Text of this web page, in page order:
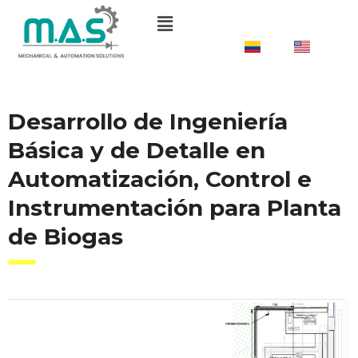
Desarrollo de Ingeniería
Básica y de Detalle en
Automatización, Control e
Instrumentación para Planta
de Biogas